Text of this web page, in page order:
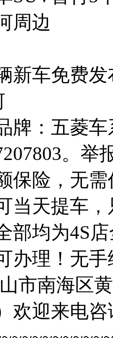
周边
新车免费
牌：五菱
。
保险，无
当天提车
部均为4S
办理！无
市南海区
欢迎来电咨